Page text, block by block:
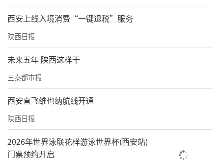
西安上线入境消费“一键退税”服务
陕西日报
未来五年 陕西这样干
三秦都市报
西安直飞维也纳航线开通
陕西日报
2026年世界泳联花样游泳世界杯(西安站)
门票预约开启